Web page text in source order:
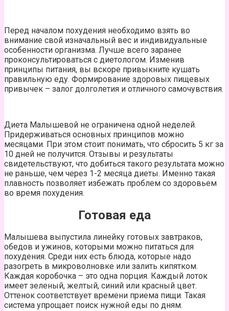
Перед началом похудения необходимо взять во
внимание свой изначальный вес и индивидуальные
особенности организма. Лучше всего заранее
проконсультироваться с диетологом. Изменив
принципы питания, вы вскоре привыкните кушать
правильную еду. Формирование здоровых пищевых
привычек – залог долголетия и отличного самочувствия.
Диета Малышевой не ограничена одной неделей.
Придерживаться основных принципов можно
месяцами. При этом стоит понимать, что сбросить 5 кг за
10 дней не получится. Отзывы и результаты
свидетельствуют, что добиться такого результата можно
не раньше, чем через 1-2 месяца диеты. Именно такая
плавность позволяет избежать проблем со здоровьем
во время похудения.
Готовая еда
Малышева выпустила линейку готовых завтраков,
обедов и ужинов, которыми можно питаться для
похудения. Среди них есть блюда, которые надо
разогреть в микроволновке или залить кипятком.
Каждая коробочка – это одна порция. Каждый лоток
имеет зеленый, желтый, синий или красный цвет.
Оттенок соответствует времени приема пищи. Такая
система упрощает поиск нужной еды по дням.